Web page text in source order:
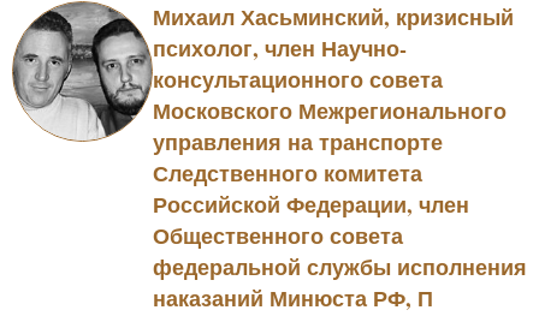
Михаил Хасьминский, кризисный
психолог, член Научно-
консультационного совета
Московского Межрегионального
управления на транспорте
Следственного комитета
Российской Федерации, член
Общественного совета
федеральной службы исполнения
наказаний Минюста РФ, П